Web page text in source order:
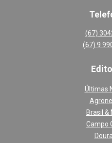
(67)
(67) 9
Últimas
Brasil &
Campo